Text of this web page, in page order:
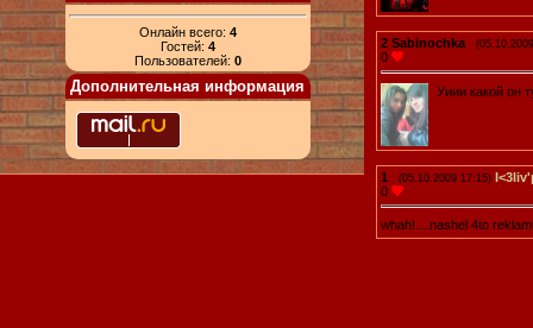
Онлайн всего: 4
Гостей: 4
Пользователей: 0
Дополнительная информация
2 Sabinochka
0
Уиии какой он
1 (05.10.2009 17:15)
0
whah!....nashel 4to